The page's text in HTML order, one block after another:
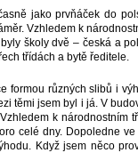
jako prvňáček do
Vzhledem k
školy dvě – česká a
třídách a bytě ředitele.
formou různých slibů i
těmi jsem byl i já. V
k národnostním
celé dny. Dopoledne
Když jsem něco